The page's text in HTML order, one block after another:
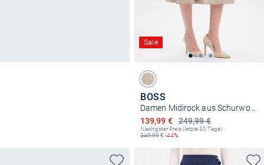
Sale
BOSS
Damen Midirock aus Schurwolle - Vuleran
249,99 €
Ermäßigter Preis
139,99 €
Niedrigster Preis (letzte 30 Tage):
249,99€ -44%